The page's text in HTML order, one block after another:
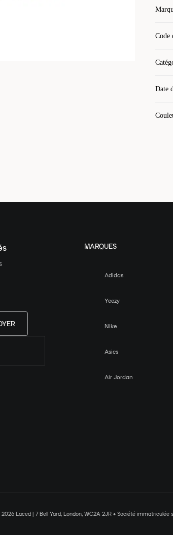
Code
Date
MARQUES
Adidas
Yeezy
Nike
Asics
Air Jordan
Laced | 7 Bell Yard, London, WC2A 2JR • Société immatriculée